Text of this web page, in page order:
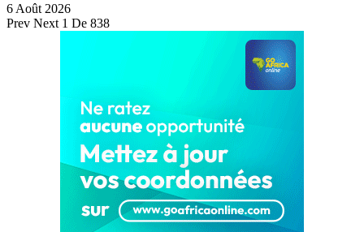
6 Août 2026
Prev Next 1 De 838